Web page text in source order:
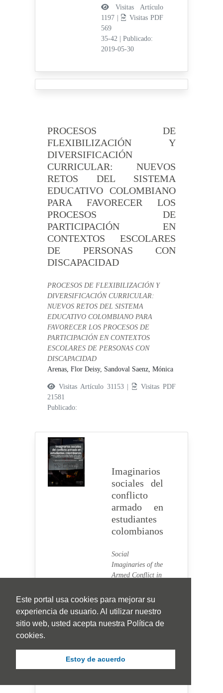
Este portal usa cookies para mejorar su
experiencia de usuario. Al utilizar nuestro
sitio web, usted acepta nuestra Política de
cookies.
Estoy de acuerdo
Visitas Artículo
1197 |
Visitas PDF
569
35-42
Publicado:
2019-05-30
PROCESOS DE
FLEXIBILIZACIÓN Y
DIVERSIFICACIÓN
CURRICULAR: NUEVOS
RETOS DEL SISTEMA
EDUCATIVO COLOMBIANO
PARA FAVORECER LOS
PROCESOS DE
PARTICIPACIÓN EN
CONTEXTOS ESCOLARES
DE PERSONAS CON
DISCAPACIDAD
PROCESOS DE FLEXIBILIZACIÓN Y
DIVERSIFICACIÓN CURRICULAR:
NUEVOS RETOS DEL SISTEMA
EDUCATIVO COLOMBIANO PARA
FAVORECER LOS PROCESOS DE
PARTICIPACIÓN EN CONTEXTOS
ESCOLARES DE PERSONAS CON
DISCAPACIDAD
Arenas, Flor Deisy, Sandoval Saenz, Mónica
Visitas Artículo 31153 |
Visitas PDF
21581
Publicado:
Imaginarios
sociales del
conflicto
armado en
estudiantes
colombianos
Social
Imaginaries of the
Armed Conflict in
Students
Casas Trujillo,
Visitas PDF 119